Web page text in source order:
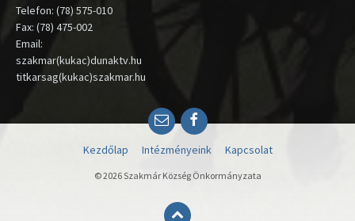
Telefon: (78) 575-010
Fax: (78) 475-002
Email:
szakmar(kukac)dunaktv.hu
titkarsag(kukac)szakmar.hu
EmailFacebook
Kezdőlap Intézményeink Kapcsolat
© 2026 Szakmár Község Önkormányzata